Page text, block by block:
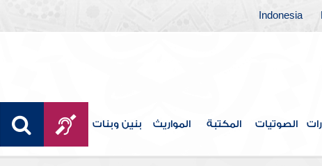
Indonesia
الصوتيات المكتبة المواريث بنين وبنات